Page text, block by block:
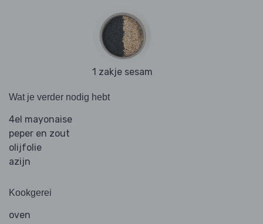
1 zakje sesam
Wat je verder nodig hebt
4el mayonaise
peper en zout
olijfolie
azijn
Kookgerei
oven